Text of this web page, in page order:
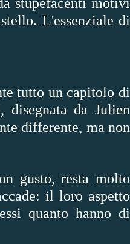
L'essenziale di
tutto un capitolo di
da Julien
differente, ma non
gusto, resta molto
il loro aspetto
quanto hanno di